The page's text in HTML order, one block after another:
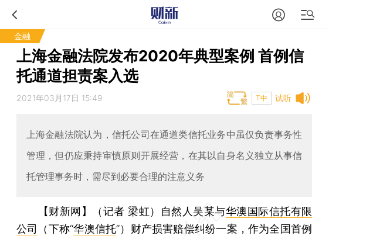
金融
上海金融法院发布2020年典型案例 首例信
托通道担责案入选
试听
2021年03月17日 15:49 T中
上海金融法院认为，信托公司在通道类信托业务中虽仅负责事务性
管理，但仍应秉持审慎原则开展经营，在其以自身名义独立从事信
托管理事务时，需尽到必要合理的注意义务
【财新网】（记者 梁虹） 自然人吴某与华澳国际信托有限
公司
（下称“华澳信托”）财产损害赔偿纠纷一案，作为全国首例